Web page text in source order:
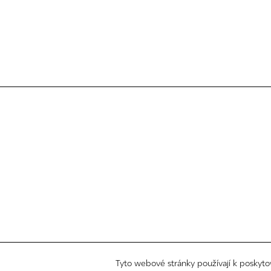
Tyto webové stránky používají k